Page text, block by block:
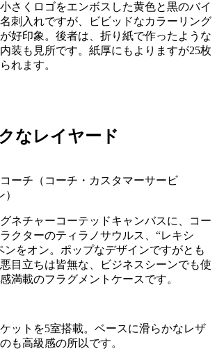
さくロゴをエンボスした黄色と黒のバイ
刺入れですが、ビビッドなカラーリング
好印象。後者は、折り紙で作ったような
装も見所です。紙厚にもよりますが25枚
れます。
なレイヤード
ーチ（コーチ・カスタマーサービ
ネチャーコーテッドキャンバスに、コー
クターのティラノサウルス、“レキシ
ンをオン。ポップなデザインですがとも
目立ちは皆無な、ビジネスシーンでも使
満載のフラグメントケースです。
ットを5室搭載。ベースに滑らかなレザ
も高級感の所以です。